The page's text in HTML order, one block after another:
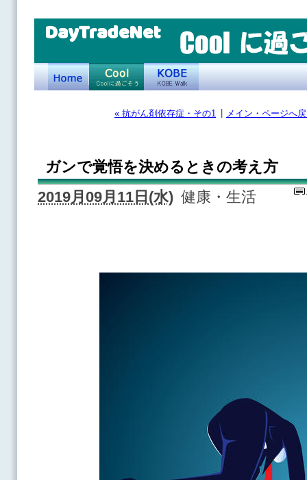
DayTradeNet
« 抗がん剤依存症・その1 メイン・ページへ
ガンで覚悟を決めるときの考え方
2019月09月11日(水) 健康・生活